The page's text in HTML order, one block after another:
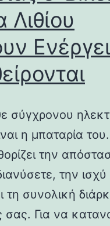
Λιθίου
σύγχρονου
η μπαταρία
την
την ισχύ
τη συνολική
σας. Για να